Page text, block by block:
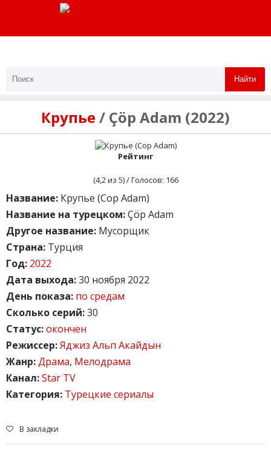
Найти
Крупье / Çöp Adam (2022)
Рейтинг
(4,2из 5) / Голосов: 166
Название: Крупье (Cop Adam)
Название на турецком:Çöp Adam
Другое название: Мусорщик
Страна: Турция
Год: 2022
Дата выхода:30 ноября 2022
День показа: по средам
Сколько серий:30
Статус:окончен
Режиссер:Яджиз Альп Акайдын
Жанр:Драма, Мелодрама
Канал:Star TV
Категория: Турецкие сериалы
В закладки